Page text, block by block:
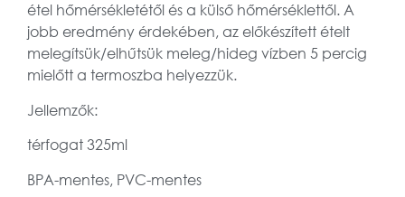
étel hőmérsékletétől és a külső hőmérséklettől. A
jobb eredmény érdekében, az előkészített ételt
melegítsük/elhűtsük meleg/hideg vízben 5 percig
mielőtt a termoszba helyezzük.
Jellemzők:
térfogat 325ml
BPA-mentes, PVC-mentes